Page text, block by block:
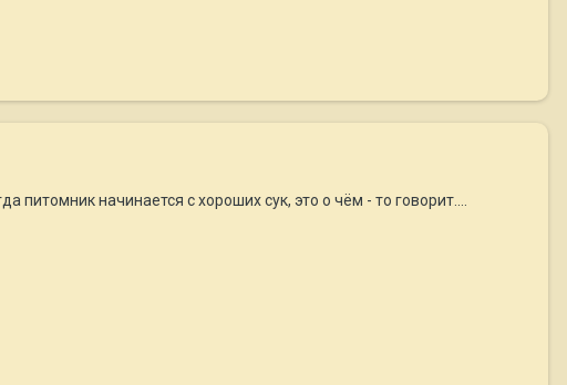
начинается с хороших сук, это о чём - то говорит....